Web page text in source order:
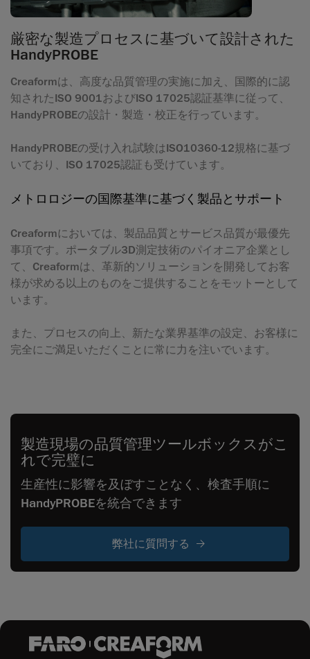
厳密な製造プロセスに基づいて設計された
HandyPROBE
Creaformは、高度な品質管理の実施に加え、国際的に認
知されたISO 9001およびISO 17025認証基準に従って、
HandyPROBEの設計・製造・校正を行っています。
HandyPROBEの受け入れ試験はISO10360-12規格に基づ
いており、ISO 17025認証も受けています。
メトロロジーの国際基準に基づく製品とサポート
Creaformにおいては、製品品質とサービス品質が最優先
事項です。ポータブル3D測定技術のパイオニア企業とし
て、Creaformは、革新的ソリューションを開発してお客
様が求める以上のものをご提供することをモットーとして
います。
また、プロセスの向上、新たな業界基準の設定、お客様に
完全にご満足いただくことに常に力を注いでいます。
製造現場の品質管理ツールボックスがこ
れで完璧に
生産性に影響を及ぼすことなく、検査手順に
HandyPROBEを統合できます
弊社に質問する